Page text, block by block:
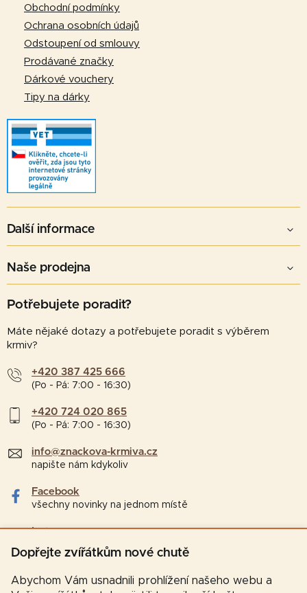
Dopřejte zvířátkům nové chutě
Abychom Vám usnadnili prohlížení našeho webu a
Obchodní podmínky
Ochrana osobních údajů
Odstoupení od smlouvy
Prodávané značky
Dárkové vouchery
Tipy na dárky
Další informace
Naše prodejna
Potřebujete poradit?
Máte nějaké dotazy a potřebujete poradit s výběrem
krmiv?
+420 387 425 666
(Po - Pá: 7:00 - 16:30)
+420 724 020 865
(Po - Pá: 7:00 - 16:30)
info@znackova-krmiva.cz
napište nám kdykoliv
Facebook
všechny novinky na jednom místě
Instagram
tipy a zajímavosti pro chovatele